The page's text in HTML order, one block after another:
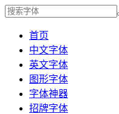
首页
中文字体
英文字体
图形字体
字体神器
招牌字体